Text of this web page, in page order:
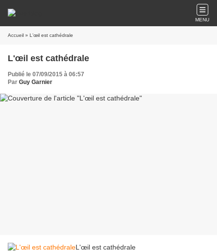
MENU
Accueil » L'œil est cathédrale
L'œil est cathédrale
Publié le 07/09/2015 à 06:57
Par Guy Garnier
L'œil est cathédrale